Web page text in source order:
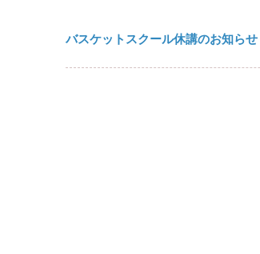
バスケットスクール休講のお知らせ